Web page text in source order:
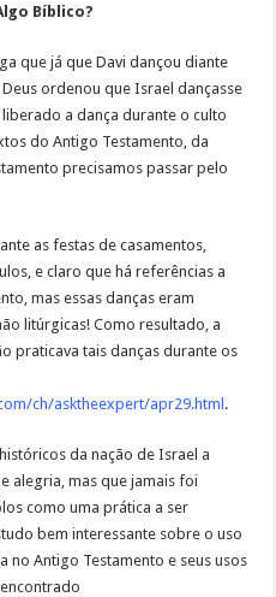
Bíblico?
que já que Davi dançou diante
Deus ordenou que Israel dançasse
a dança durante o culto
do Antigo Testamento, da
precisamos passar pelo
as festas de casamentos,
e claro que há referências a
mas essas danças eram
litúrgicas! Como resultado, a
praticava tais danças durante os
ch/asktheexpert/apr29.html .
da nação de Israel a
alegria, mas que jamais foi
como uma prática a ser
bem interessante sobre o uso
no Antigo Testamento e seus usos